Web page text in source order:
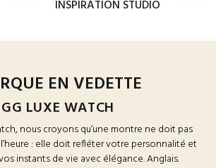
INSPIRATION STUDIO
EN VEDETTE
GG LUXE WATCH
nous croyons qu’une montre ne doit pas
: elle doit refléter votre personnalité et
instants de vie avec élégance. Anglais.